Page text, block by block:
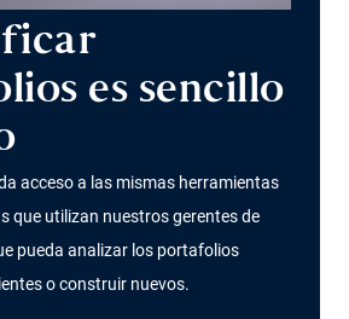
es sencillo
acceso a las mismas herramientas
que utilizan nuestros gerentes de
pueda analizar los portafolios
o construir nuevos.